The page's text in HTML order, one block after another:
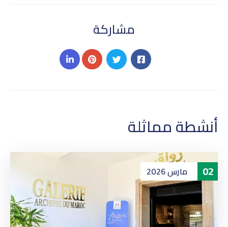
مشاركة
أنشطة مماثلة
02 مارس2026